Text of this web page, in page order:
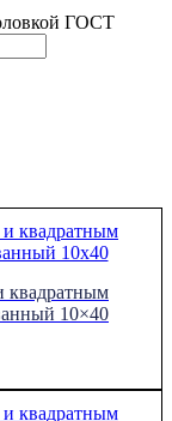
ГОСТ
квадратным
10×40